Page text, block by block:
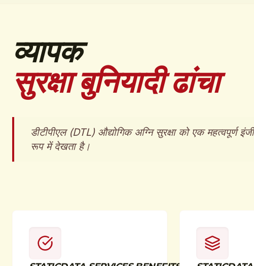
व्यापक
सुरक्षा बुनियादी ढांचा
डीटीपीएल (DTL) औद्योगिक अग्नि सुरक्षा को एक महत्वपूर्ण
रूप में देखता है।